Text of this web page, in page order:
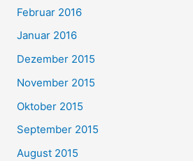
Februar 2016
Januar 2016
Dezember 2015
November 2015
Oktober 2015
September 2015
August 2015